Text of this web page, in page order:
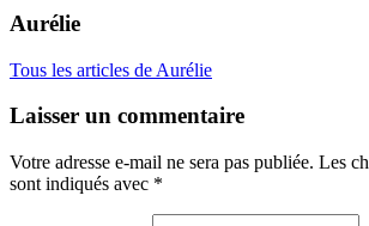
Aurélie
Tous les articles de Aurélie
Laisser un commentaire
Votre adresse e-mail ne sera pas publiée. Les
sont indiqués avec *